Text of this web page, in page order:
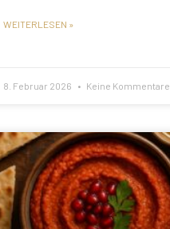
WEITERLESEN »
8. Februar 2026 Keine Kommentare